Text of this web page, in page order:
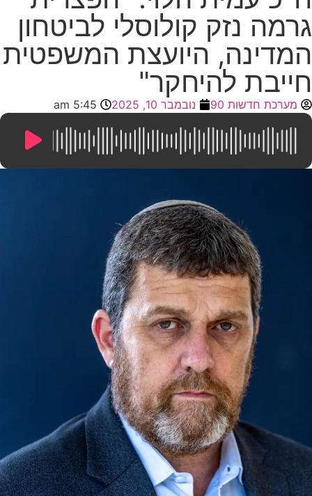
גרמה נזק קולוסלי לביטחון
המדינה, היועצת המשפטית
חייבת להיחקר"
מערכת חדשות 90 נובמבר 10, 2025 5:45 am